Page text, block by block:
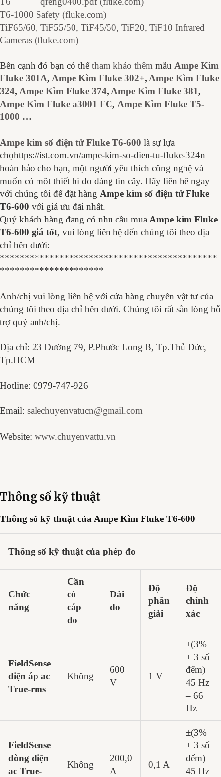
T6-1000 Safety (fluke.com)
TiF65/60, TiF55/50, TiF45/50, TiF20, TiF10 Infrared
Cameras (fluke.com)
Bên cạnh đó bạn có thểtham khảo thêm mẫu Ampe Kìm
Fluke 301A, Ampe Kìm Fluke 302+, Ampe Kìm Fluke
324, Ampe Kìm Fluke 374, Ampe Kìm Fluke 381,
Ampe Kìm Fluke a3001 FC, Ampe Kìm Fluke T5-
1000 …
Ampe kìm số điện tử Fluke T6-600 là sự lựa
chọhttps://ist.com.vn/ampe-kim-so-dien-tu-fluke-324n
hoàn hảo cho bạn, một người yêu thích công nghệ và
muốn có một thiết bị đo đáng tin cậy. Hãy liên hệ ngay
với chúng tôi để đặt hàng Ampe kìm số điện tử Fluke
T6-600 với giá ưu đãi nhất.
Quý khách hàng đang có nhu cầu mua Ampe kìm Fluke
T6-600 giá tốt, vui lòng liên hệ đến chúng tôi theo địa
chỉ bên dưới:
********************************************
*********************
Anh/chị vui lòng liên hệ với cửa hàng chuyên vật tư của
chúng tôi theo địa chỉ bên dưới. Chúng tôi rất sẵn lòng hỗ
trợ quý anh/chị.
Địa chỉ: 23 Đường 79, P.Phước Long B, Tp.Thủ Đức,
Tp.HCM
Hotline: 0979-747-926
Email: salechuyenvatucn@gmail.com
Website: www.chuyenvattu.vn
Thông số kỹ thuật
Thông số kỹ thuật của Ampe Kìm Fluke T6-600
Thông số kỹ thuật của phép đo
Chức
năng
Cần
có
cáp
đo
Dải
đo
Độ
phân
giải
Độ
chính
xác
FieldSense
điện áp ac
True-rms
Không
600
V
1 V
±(3%
+ 3 số
đếm)
45 Hz
– 66
Hz
FieldSense
dòng điện
ac True-
Không
200,0
A
0,1 A
±(3%
+ 3 số
đếm)
45 Hz